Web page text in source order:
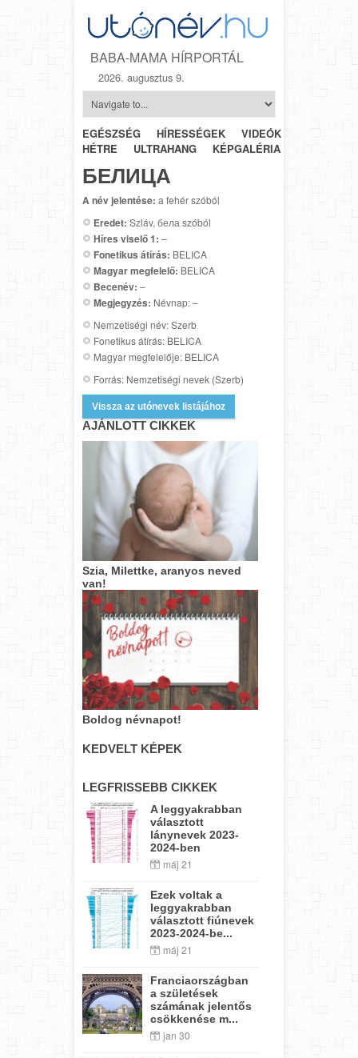
BABA-MAMA HÍRPORTÁL
2026. augusztus 9.
EGÉSZSÉG HÍRESSÉGEK VIDEÓK
HÉTRŐL-
HÉTRE
ULTRAHANG KÉPGALÉRIA
БЕЛИЦА
A név jelentése: a fehér szóból
Eredet: Szláv, бела szóból
Híres viselő 1: –
Fonetikus átírás: BELICA
Magyar megfelelő: BELICA
Becenév: –
Megjegyzés: Névnap: –
Nemzetiségi név: Szerb
Fonetikus átírás: BELICA
Magyar megfelelője: BELICA
Forrás: Nemzetiségi nevek (Szerb)
Vissza az utónevek listájához
AJÁNLOTT CIKKEK
Szia, Milettke, aranyos neved
van!
Boldog névnapot!
KEDVELT KÉPEK
LEGFRISSEBB CIKKEK
A leggyakrabban
választott
lánynevek 2023-
2024-ben
máj 21
Ezek voltak a
leggyakrabban
választott fiúnevek
2023-2024-be...
máj 21
Franciaországban
a születések
számának jelentős
csökkenése m...
jan 30